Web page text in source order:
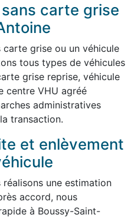
carte grise
carte grise ou un véhicule
tous types de véhicules
grise reprise, véhicule
centre VHU agréé
administratives
transaction.
et enlèvement
une estimation
accord, nous
à Boussy-Saint-